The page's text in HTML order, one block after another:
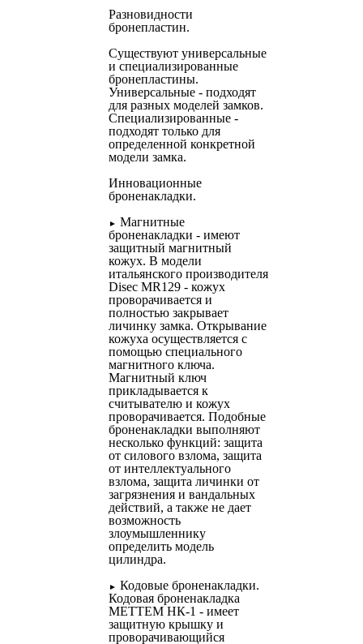
Разновидности
бронепластин.
Существуют универсальные
и специализированные
бронепластины.
Универсальные - подходят
для разных моделей замков.
Специализированные -
подходят только для
определенной конкретной
модели замка.
Инновационные
броненакладки.
► Магнитные
броненакладки - имеют
защитный магнитный
кожух. В модели
итальянского производителя
Disec MR129 - кожух
проворачивается и
полностью закрывает
личинку замка. Открывание
кожуха осуществляется с
помощью специального
магнитного ключа.
Магнитный ключ
прикладывается к
считывателю и кожух
проворачивается. Подобные
броненакладки выполняют
несколько функций: защита
от силового взлома, защита
от интеллектуального
взлома, защита личинки от
загрязнения и вандальных
действий, а также не дает
возможность
злоумышленнику
определить модель
цилиндра.
► Кодовые броненакладки.
Кодовая броненакладка
МЕТТЕМ НК-1 - имеет
защитную крышку и
проворачивающийся